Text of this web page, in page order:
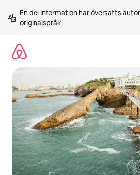
innehåll
En del information har översatts
originalspråk